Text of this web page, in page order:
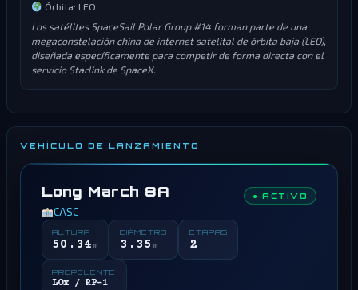
Órbita: LEO
Los satélites SpaceSail Polar Group #14 forman parte de una
megaconstelación china de internet satelital de órbita baja (LEO),
diseñada específicamente para competir de forma directa con el
servicio Starlink de SpaceX.
VEHÍCULO DE LANZAMIENTO
Long March 8A ● ACTIVO
CASC
ALTURA
50.34 m
DIÁMETRO
3.35 m
ETAPAS
2
PROPELENTE
LOx / RP-1